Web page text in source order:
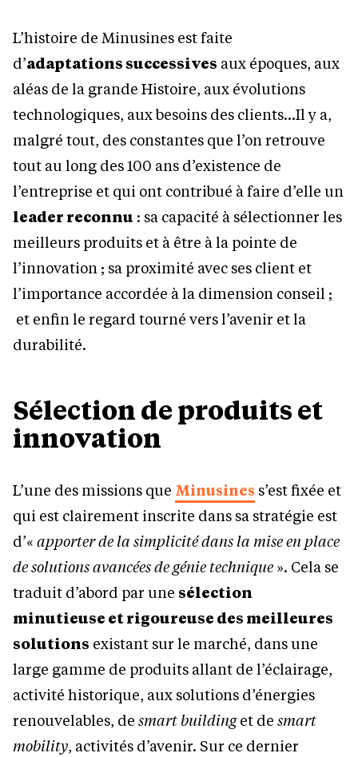
L’histoire de Minusines est faite
d’adaptations successives aux époques, aux
aléas de la grande Histoire, aux évolutions
technologiques, aux besoins des clients…Il y a,
malgré tout, des constantes que l’on retrouve
tout au long des 100 ans d’existence de
l’entreprise et qui ont contribué à faire d’elle un
leader reconnu : sa capacité à sélectionner les
meilleurs produits et à être à la pointe de
l’innovation ; sa proximité avec ses client et
l’importance accordée à la dimension conseil ;
et enfin le regard tourné vers l’avenir et la
durabilité.
Sélection de produits et
innovation
L’une des missions que Minusines s’est fixée et
qui est clairement inscrite dans sa stratégie est
d’« apporter de la simplicité dans la mise en place
de solutions avancées de génie technique ». Cela se
traduit d’abord par une sélection
minutieuse et rigoureuse des meilleures
solutions existant sur le marché, dans une
large gamme de produits allant de l’éclairage,
activité historique, aux solutions d’énergies
renouvelables, de smart buildinget de smart
mobility, activités d’avenir. Sur ce dernier